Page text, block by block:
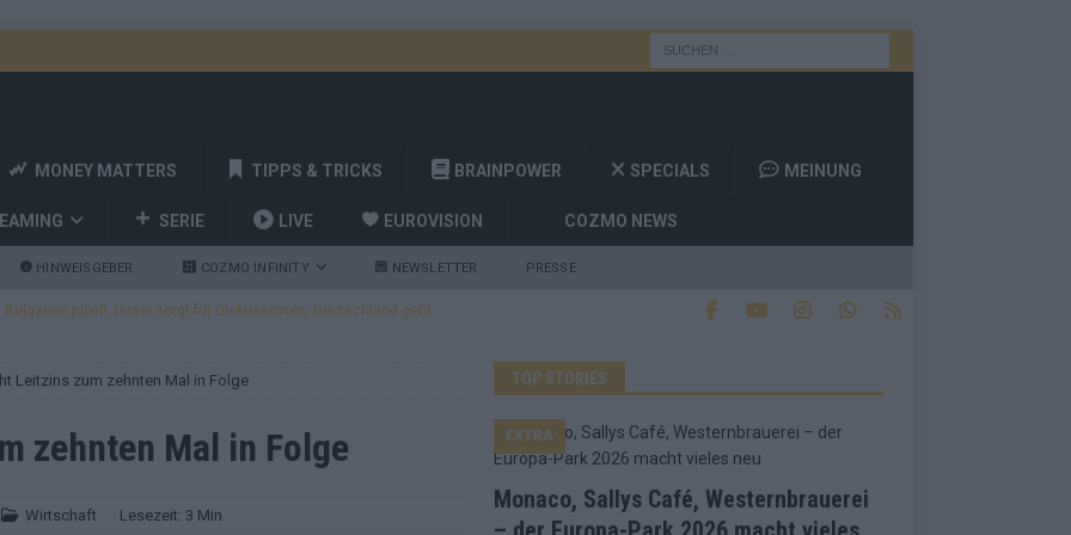
MONEY MATTERS TIPPS & TRICKS BRAINPOWER SPECIALS MEINUNG
SERIE LIVE EUROVISION COZMO NEWS
HINWEISGEBER COZMO INFINITY NEWSLETTER PRESSE
Bulgarien jubelt, Israel sorgt für Diskussionen, Deutschland geht
und Billy Joel – das ESC-Finale wird eine Party
Startreihenfolge steht, Deutschland singt als Zweites!
Favorit, Australien aufgestiegen – alle 25 Acts im Kurzcheck
Leitzins zum zehnten Mal in Folge
zehnten Mal in Folge
Wirtschaft · Lesezeit: 3 Min.
TOP STORIES
Monaco, Sallys Café, Westernbrauerei
EXTRA